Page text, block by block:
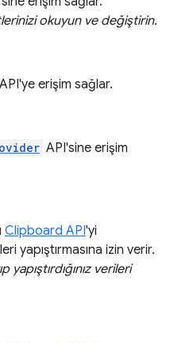
okuyun ve değiştirin.
API'ye erişim sağlar.
API'sine erişim
Clipboard API'yi
yapıştırmasına izin verir.
yapıştırdığınız verileri